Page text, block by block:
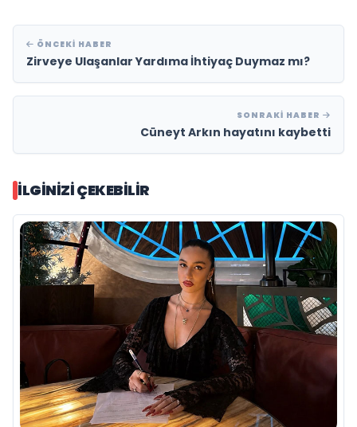
ÖNCEKI HABER
Zirveye Ulaşanlar Yardıma İhtiyaç Duymaz mı?
SONRAKI HABER
Cüneyt Arkın hayatını kaybetti
İLGINIZI ÇEKEBILIR